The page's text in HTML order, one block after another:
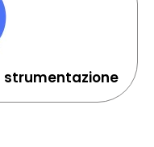
strumentazione